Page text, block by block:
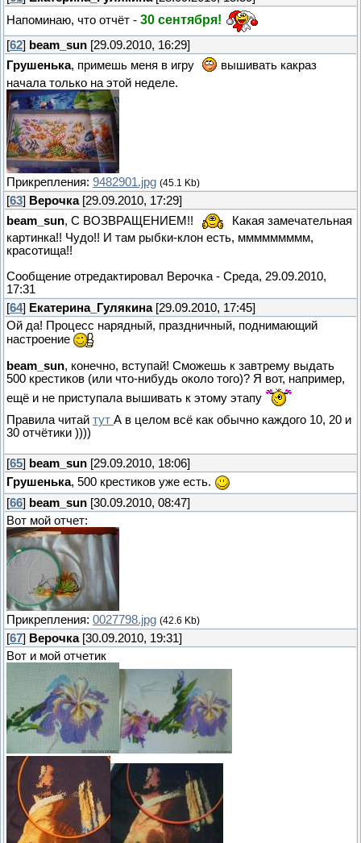
Напоминаю, что отчёт - 30 сентября!
[62] beam_sun [29.09.2010, 16:29]
Грушенька, примешь меня в игру
вышивать какраз
начала только на этой неделе.
Прикрепления: 9482901.jpg (45.1 Kb)
[63] Верочка[29.09.2010, 17:29]
beam_sun, С ВОЗВРАЩЕНИЕМ!!
Какая замечательная
картинка!! Чудо!! И там рыбки-клон есть, ммммммммм,
красотища!!
Сообщение отредактировал Верочка - Среда, 29.09.2010,
17:31
[64] Екатерина_Гулякина[29.09.2010, 17:45]
Ой да! Процесс нарядный, праздничный, поднимающий
настроение
beam_sun, конечно, вступай! Сможешь к завтрему выдать
500 крестиков (или что-нибудь около того)? Я вот, например,
ещё и не приступала вышивать к этому этапу
Правила читай тут А в целом всё как обычно каждого 10, 20 и
30 отчётики ))))
[65] beam_sun [29.09.2010, 18:06]
Грушенька, 500 крестиков уже есть.
[66] beam_sun [30.09.2010, 08:47]
Вот мой отчет:
Прикрепления: 0027798.jpg (42.6 Kb)
[67] Верочка[30.09.2010, 19:31]
Вот и мой отчетик